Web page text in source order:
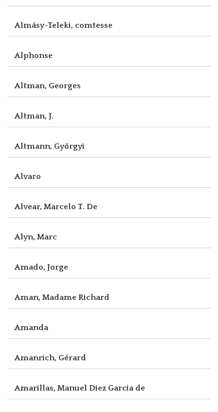
Almásy-Teleki, comtesse
Alphonse
Altman, Georges
Altman, J.
Altmann, Györgyi
Alvaro
Alvear, Marcelo T. De
Alyn, Marc
Amado, Jorge
Aman, Madame Richard
Amanda
Amanrich, Gérard
Amarillas, Manuel Diez Garcia de